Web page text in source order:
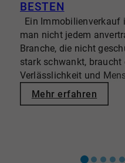
BESTEN
Ein Immobilienverkauf
man nicht jedem
Branche, die nicht
stark schwankt, braucht
Verlässlichkeit und
ernst nehmen.
selbstbewusst – doch
FOCUS/ und -Money
Mehr erfahren